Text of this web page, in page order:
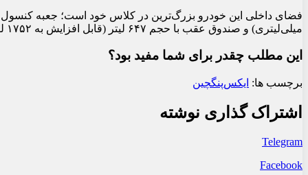
میلی‌لیتری) و صندوق عقب با حجم ۶۴۷ لیتر (قابل افزایش به ۱۷۵۲ لیتر) طراحی شده است.
این مطلب چقدر برای شما مفید بود؟
برچسب ها: ایکس‌‌پنگچین
اشتراک گذاری نوشته
Telegram
Facebook